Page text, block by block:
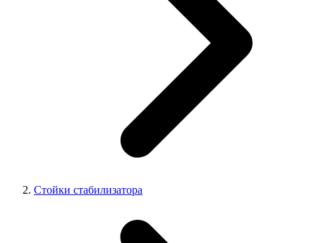
Стойки стабилизатора